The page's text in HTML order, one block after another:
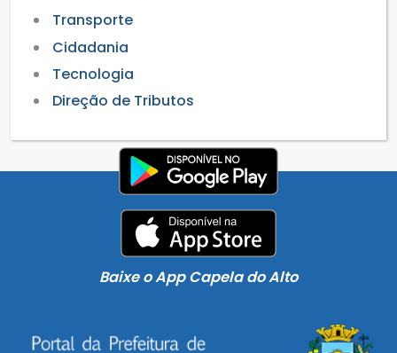
Transporte
Cidadania
Tecnologia
Direção de Tributos
Baixe o App Capela do Alto